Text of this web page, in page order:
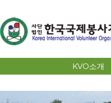
KVO소개